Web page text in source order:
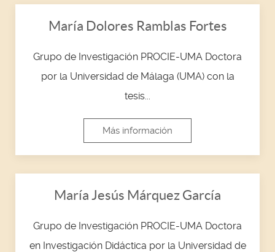
María Dolores Ramblas Fortes
Grupo de Investigación PROCIE-UMA Doctora
por la Universidad de Málaga (UMA) con la
tesis...
Más información
María Jesús Márquez García
Grupo de Investigación PROCIE-UMA Doctora
en Investigación Didáctica por la Universidad de